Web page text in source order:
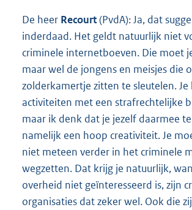
De heer Recourt(PvdA): Ja, dat
inderdaad. Het geldt natuurlijk niet
criminele internetboeven. Die moet
maar wel de jongens en meisjes die
zolderkamertje zitten te sleutelen. Je
activiteiten met een strafrechtelijke
maar ik denk dat je jezelf daarmee
namelijk een hoop creativiteit. Je
niet meteen verder in het criminele
wegzetten. Dat krijg je natuurlijk,
overheid niet geïnteresseerd is, zijn
organisaties dat zeker wel. Ook die